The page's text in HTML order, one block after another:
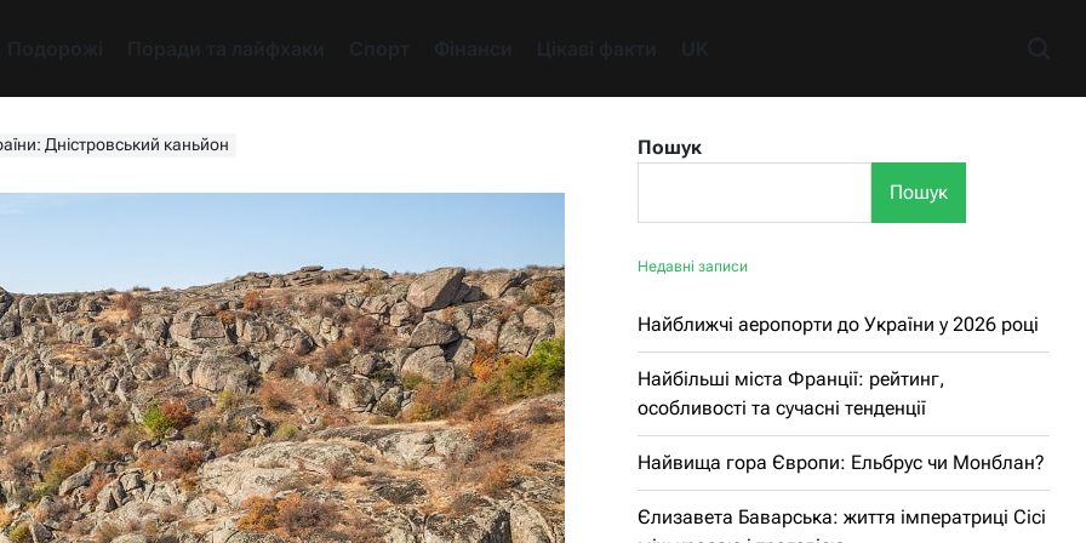
Дністровський каньйон
Пошук
Пошук
Недавні записи
Найближчі аеропорти до України у 2026 році
Найбільші міста Франції: рейтинг,
особливості та сучасні тенденції
Найвища гора Європи: Ельбрус чи Монблан?
Єлизавета Баварська: життя імператриці Сісі